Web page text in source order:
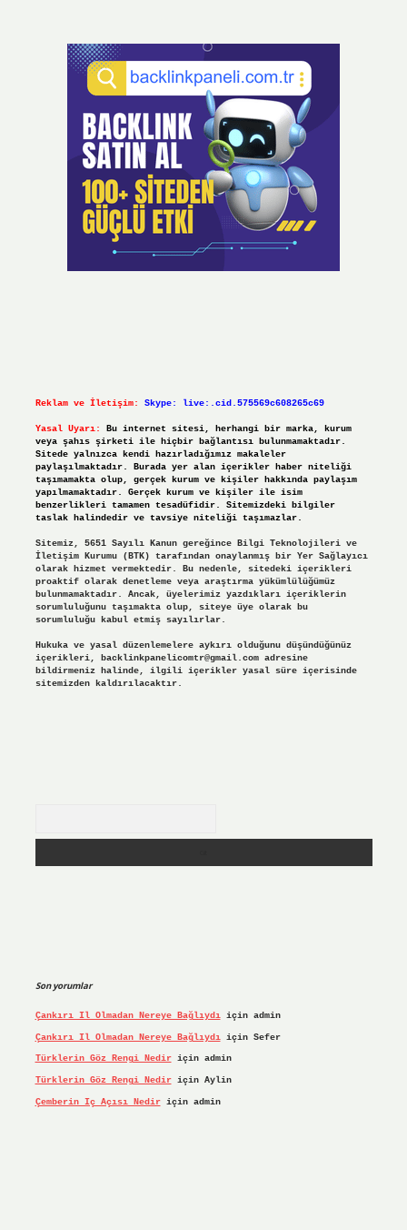
Reklam ve İletişim: Skype: live:.cid.575569c608265c69
Yasal Uyarı:
Bu internet sitesi, herhangi bir marka, kurum
veya şahıs şirketi ile hiçbir bağlantısı bulunmamaktadır.
Sitede yalnızca kendi hazırladığımız makaleler
paylaşılmaktadır. Burada yer alan içerikler haber niteliği
taşımamakta olup, gerçek kurum ve kişiler hakkında paylaşım
yapılmamaktadır. Gerçek kurum ve kişiler ile isim
benzerlikleri tamamen tesadüfidir. Sitemizdeki bilgiler
taslak halindedir ve tavsiye niteliği taşımazlar.
Sitemiz, 5651 Sayılı Kanun gereğince Bilgi Teknolojileri ve
İletişim Kurumu (BTK) tarafından onaylanmış bir Yer Sağlayıcı
olarak hizmet vermektedir. Bu nedenle, sitedeki içerikleri
proaktif olarak denetleme veya araştırma yükümlülüğümüz
bulunmamaktadır. Ancak, üyelerimiz yazdıkları içeriklerin
sorumluluğunu taşımakta olup, siteye üye olarak bu
sorumluluğu kabul etmiş sayılırlar.
Hukuka ve yasal düzenlemelere aykırı olduğunu düşündüğünüz
içerikleri, backlinkpanelicomtr@gmail.comadresine
bildirmeniz halinde, ilgili içerikler yasal süre içerisinde
sitemizden kaldırılacaktır.
Son yorumlar
Çankırı Il Olmadan Nereye Bağlıydıiçin admin
Çankırı Il Olmadan Nereye Bağlıydıiçin Sefer
Türklerin Göz Rengi Nediriçin admin
Türklerin Göz Rengi Nediriçin Aylin
Çemberin Iç Açısı Nediriçin admin